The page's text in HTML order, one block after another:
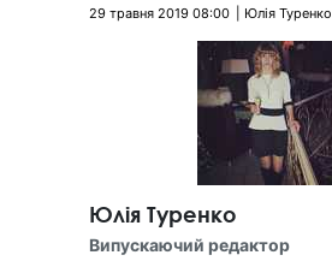
29 травня 2019 08:00 Юлія Туренко
Юлія Туренко
Випускаючий редактор